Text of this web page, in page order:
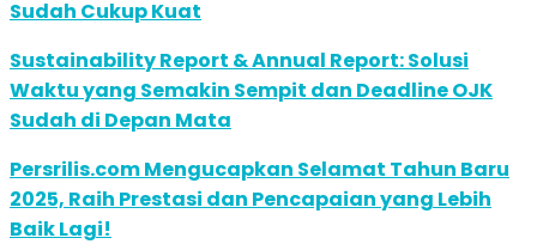
Sudah Cukup Kuat
Sustainability Report & Annual Report: Solusi
Waktu yang Semakin Sempit dan Deadline OJK
Sudah di Depan Mata
Persrilis.com Mengucapkan Selamat Tahun Baru
2025, Raih Prestasi dan Pencapaian yang Lebih
Baik Lagi!